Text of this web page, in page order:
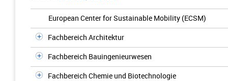
European Center for Sustainable Mobility (ECSM)
Fachbereich Architektur
Fachbereich Bauingenieurwesen
Fachbereich Chemie und Biotechnologie